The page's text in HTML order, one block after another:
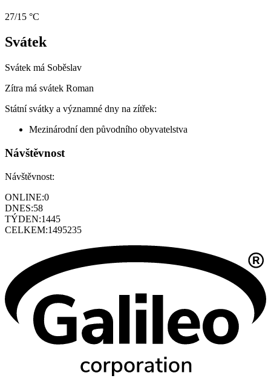
27/15 °C
Svátek
Svátek má Soběslav
Zítra má svátek Roman
Státní svátky a významné dny na zítřek:
Mezinárodní den původního obyvatelstva
Návštěvnost
Návštěvnost:
ONLINE:0
DNES:58
TÝDEN:1445
CELKEM:1495235